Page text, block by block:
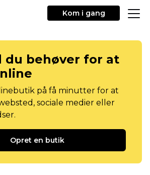
Kom i gang
du behøver for at
på få minutter for at
sociale medier eller
Opret en butik